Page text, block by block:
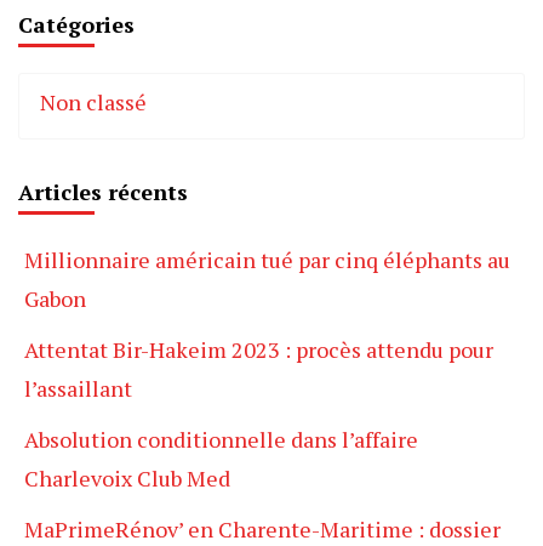
Catégories
Non classé
Articles récents
Millionnaire américain tué par cinq éléphants au
Gabon
Attentat Bir-Hakeim 2023 : procès attendu pour
l’assaillant
Absolution conditionnelle dans l’affaire
Charlevoix Club Med
MaPrimeRénov’ en Charente-Maritime : dossier